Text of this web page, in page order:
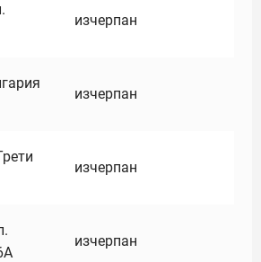
изчерпан
изчерпан
изчерпан
изчерпан